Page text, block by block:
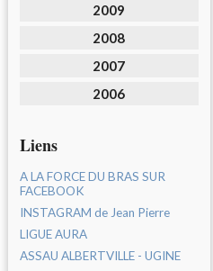
2009
2008
2007
2006
Liens
A LA FORCE DU BRAS SUR
FACEBOOK
INSTAGRAM de Jean Pierre
LIGUE AURA
ASSAU ALBERTVILLE - UGINE